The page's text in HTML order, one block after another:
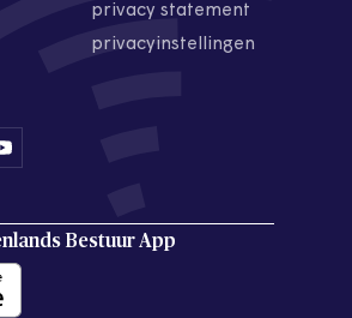
privacy statement
privacyinstellingen
Bestuur App